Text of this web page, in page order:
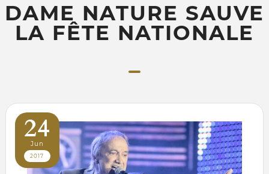
DAME NATURE SAUVE
LA FÊTE NATIONALE
24
Jun
2017